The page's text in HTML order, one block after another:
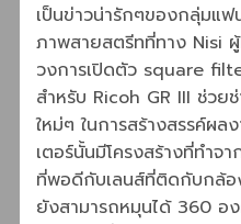
เป็นข่าวน่ารักๆของกลุ่มแฟ
ภาพสายสตรีทที่ทาง Nisi
วงการเปิดตัว square
สำหรับ Ricoh GR III ช่วย
ใหม่ๆ ในการสร้างสรรค์ผ
เตอร์นั้นมีโครงสร้างที่ทำจ
ที่พอดีกับเลนส์ที่ติดกับกล้
ยังสามารถหมุนได้ 360 อ